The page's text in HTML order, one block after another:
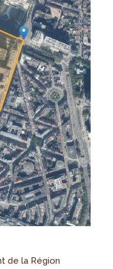
de la Région